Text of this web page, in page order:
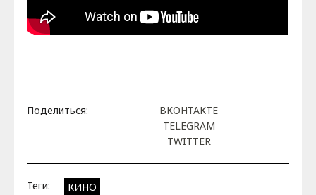
Поделиться:
ВКОНТАКТЕ
TELEGRAM
TWITTER
Теги: КИНО